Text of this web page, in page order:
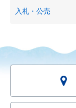
入札・公売